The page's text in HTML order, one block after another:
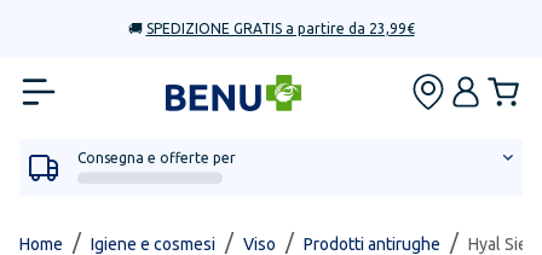
🚚 SPEDIZIONE GRATIS a partire da 23,99€
Consegna e offerte per
Home / Igiene e cosmesi / Viso / Prodotti antirughe / Hyal